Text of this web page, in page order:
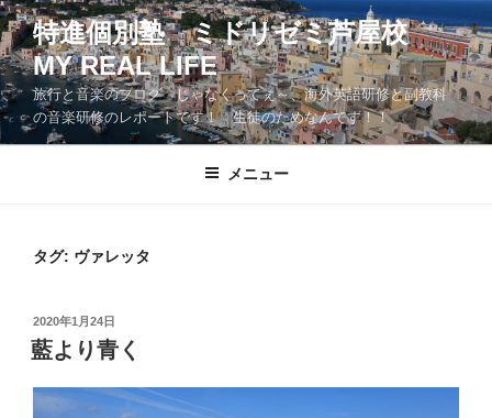
コ
ン
テ
ン
ツ
へ
特進個別塾 ミドリゼミ芦屋校
MY REAL LIFE
旅行と音楽のブログ じゃなくってぇ～、海外英語研修と副教科
の音楽研修のレポートです！ 生徒のためなんです！！
メニュー
タグ: ヴァレッタ
投
稿
日:
2020年1月24日
藍より青く